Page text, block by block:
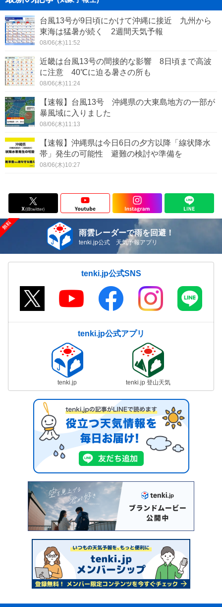
台風13号が9日頃にかけて沖縄に接近 九州から
東海は猛暑が続く 2週間天気予報
08/06(木)11:52
近畿は台風13号の間接的な影響 8日頃まで高波
に注意 40℃に迫る暑さの所も
08/06(木)11:24
【速報】台風13号 沖縄県の大東島地方の一部が
暴風域に入りました
08/06(木)11:13
【速報】沖縄県は今日6日の夕方以降「線状降水
帯」発生の可能性 避難の検討や準備を
08/06(木)10:27
雨雲レーダーで雨を回避！
tenki.jp公式 天気予報アプリ
tenki.jp公式SNS
tenki.jp公式アプリ
tenki.jp tenki.jp 登山天気